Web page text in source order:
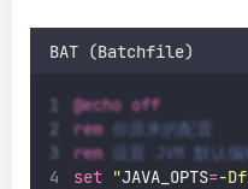
BAT (Batchfile)
@echo off
rem 你原来的配置
rem 设置 JVM 默认编
set "JAVA_OPTS=-